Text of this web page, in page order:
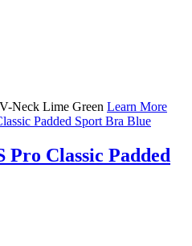
Neck Lime Green Learn More
Pro Classic Padded